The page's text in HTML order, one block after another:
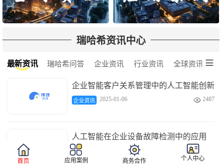
瑞哈希资讯中心
最新资讯 瑞哈希问答 企业资讯 行业资讯 全球资讯 
企业智能客户关系管理中的人工智能创新
企业资讯 2025-01-06  2487
人工智能在企业设备故障检测中的应用
企业资讯 
首页
应用案例 商务合作 个人中心